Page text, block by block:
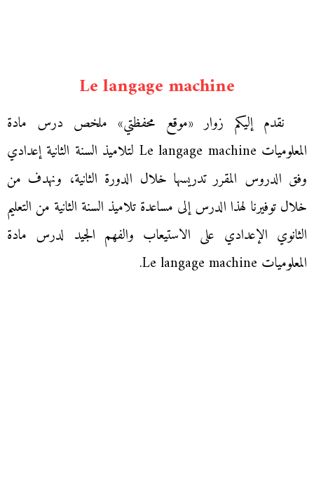
Le langage machine
نقدم إليكم زوار «موقع محفظتي» ملخص درس مادة
المعلوميات Le langage machine لتلاميذ السنة الثانية إعدادي
وفق الدروس المقرر تدريسها خلال الدورة الثانية، ونهدف من
خلال توفيرنا لهذا الدرس إلى مساعدة تلاميذ السنة الثانية من التعليم
الثانوي الإعدادي على الاستيعاب والفهم الجيد لدرس مادة
المعلوميات Le langage machine.